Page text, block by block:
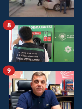
8
9